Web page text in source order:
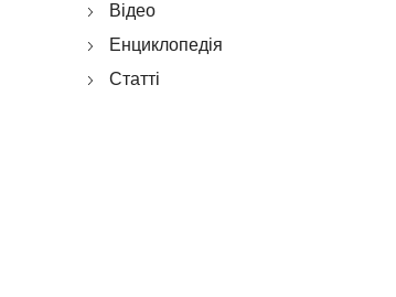
Відео
Енциклопедія
Статті